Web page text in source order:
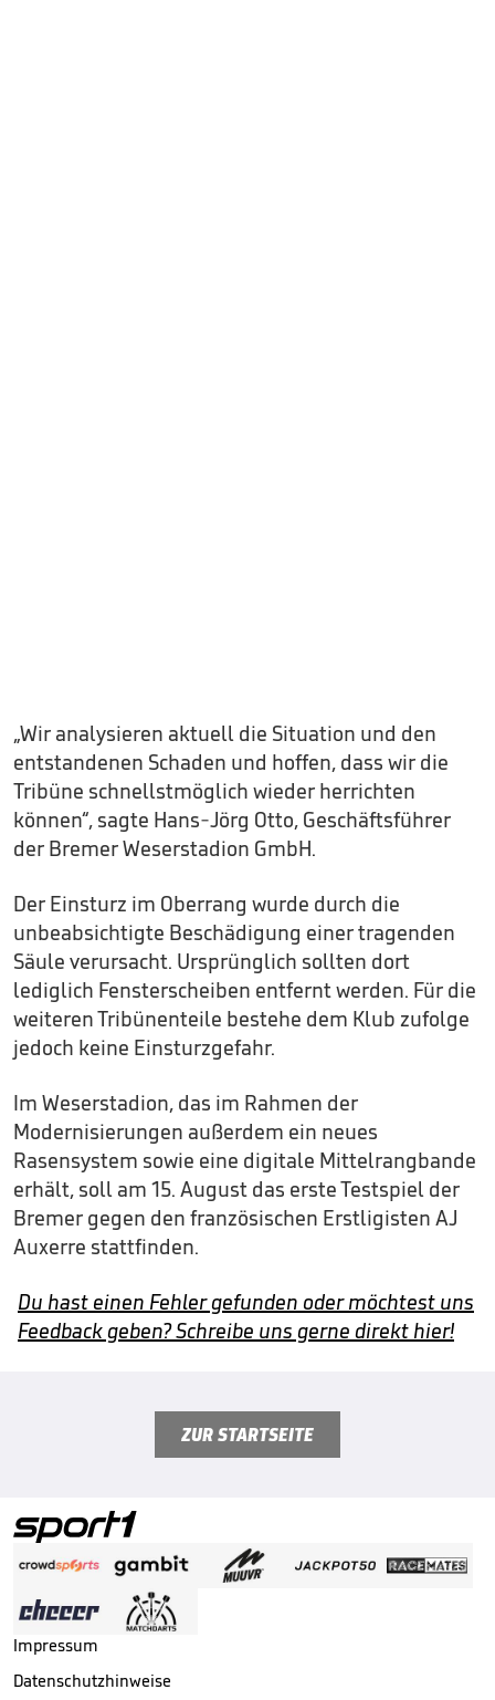
„Wir analysieren aktuell die Situation und den
entstandenen Schaden und hoffen, dass wir die
Tribüne schnellstmöglich wieder herrichten
können“, sagte Hans-Jörg Otto, Geschäftsführer
der Bremer Weserstadion GmbH.
Der Einsturz im Oberrang wurde durch die
unbeabsichtigte Beschädigung einer tragenden
Säule verursacht. Ursprünglich sollten dort
lediglich Fensterscheiben entfernt werden. Für die
weiteren Tribünenteile bestehe dem Klub zufolge
jedoch keine Einsturzgefahr.
Im Weserstadion, das im Rahmen der
Modernisierungen außerdem ein neues
Rasensystem sowie eine digitale Mittelrangbande
erhält, soll am 15. August das erste Testspiel der
Bremer gegen den französischen Erstligisten AJ
Auxerre stattfinden.
Du hast einen Fehler gefunden oder möchtest uns
Feedback geben? Schreibe uns gerne direkt hier!
ZUR STARTSEITE
Impressum
Datenschutzhinweise